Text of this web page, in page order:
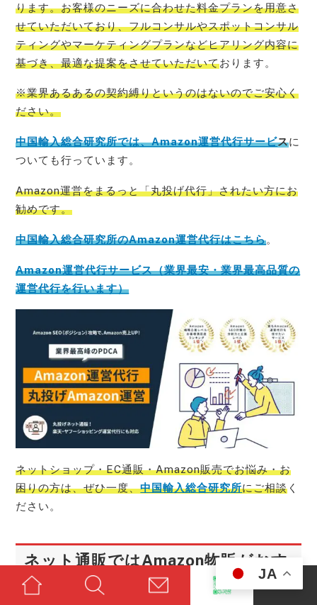
ります。お客様のニーズに合わせた料金プランを用意さ
せていただいており、フルコンサルやスポットコンサル
ティングやマーケティングプランなどヒアリング内容に
基づき、最適な提案をさせていただいております。
※業界あるあるの契約縛りというのはないのでご安心く
ださい。
中国輸入総合研究所では、Amazon運営代行サービスに
ついても行っています。
Amazon運営をまるっと「丸投げ代行」されたい方にお
勧めです。
中国輸入総合研究所のAmazon運営代行はこちら。
Amazon運営代行サービス（業界最安・業界最高品質の
運営代行を行います）
ネットショップ・EC通販・Amazon販売でお悩み・お
困りの方は、ぜひ一度、中国輸入総合研究所にご相談 く
ださい。
ネット通販ではAmazon物販がおす
すめな理由とは
JA